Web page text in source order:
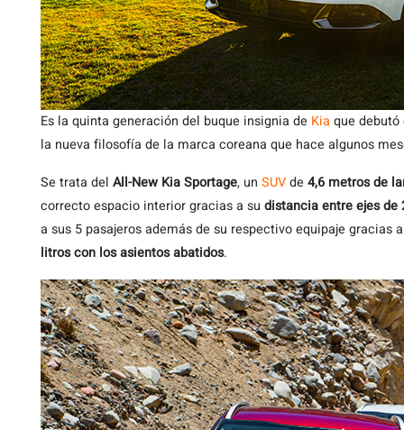
Es la quinta generación del buque insignia de Kia que debutó
la nueva filosofía de la marca coreana que hace algunos
Se trata del All-New Kia Sportage, un SUVde 4,6 metros de
correcto espacio interior gracias a su distancia entre ejes de
a sus 5 pasajeros además de su respectivo equipaje gracias
litros con los asientos abatidos.